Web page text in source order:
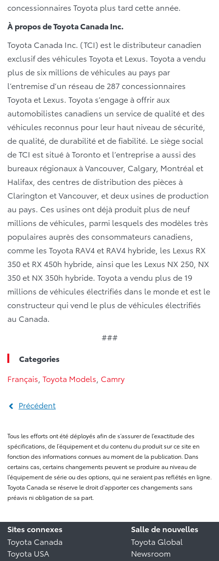
concessionnaires Toyota plus tard cette année.
À propos de Toyota Canada Inc.
Toyota Canada Inc. (TCI) est le distributeur canadien
exclusif des véhicules Toyota et Lexus. Toyota a vendu
plus de six millions de véhicules au pays par
l’entremise d’un réseau de 287 concessionnaires
Toyota et Lexus. Toyota s’engage à offrir aux
automobilistes canadiens un service de qualité et des
véhicules reconnus pour leur haut niveau de sécurité,
de qualité, de durabilité et de fiabilité. Le siège social
de TCI est situé à Toronto et l’entreprise a aussi des
bureaux régionaux à Vancouver, Calgary, Montréal et
Halifax, des centres de distribution des pièces à
Clarington et Vancouver, et deux usines de production
au pays. Ces usines ont déjà produit plus de neuf
millions de véhicules, parmi lesquels des modèles très
populaires auprès des consommateurs canadiens,
comme les Toyota RAV4 et RAV4 hybride, les Lexus RX
350 et RX 450h hybride, ainsi que les Lexus NX 250, NX
350 et NX 350h hybride. Toyota a vendu plus de 19
millions de véhicules électrifiés dans le monde et est le
constructeur qui vend le plus de véhicules électrifiés
au Canada.
###
Categories
Français Toyota Models Camry
Précédent
Tous les efforts ont été déployés afin de s’assurer de l’exactitude des
spécifications, de l’équipement et du contenu du produit sur ce site en
fonction des informations connues au moment de la publication. Dans
certains cas, certains changements peuvent se produire au niveau de
l’équipement de série ou des options, qui ne seraient pas reflétés en ligne.
Toyota Canada se réserve le droit d’apporter ces changements sans
préavis ni obligation de sa part.
Sites connexes
Toyota Canada
Toyota USA
Salle de nouvelles
Toyota Global
Newsroom